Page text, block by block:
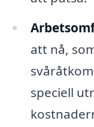
att nå,
speciell